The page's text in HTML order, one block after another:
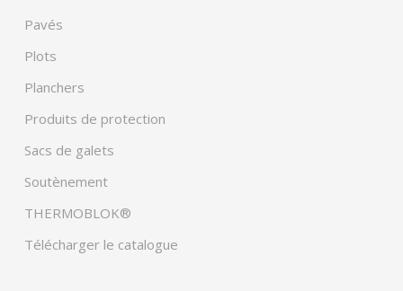
Pavés
Plots
Planchers
Produits de protection
Sacs de galets
Soutènement
THERMOBLOK®
Télécharger le catalogue